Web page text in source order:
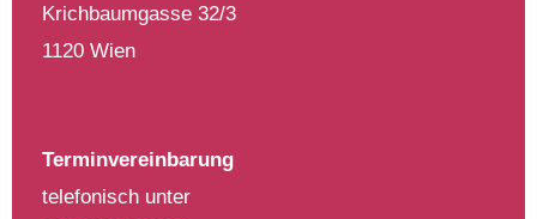
Krichbaumgasse 32/3
1120 Wien
Terminvereinbarung
telefonisch unter